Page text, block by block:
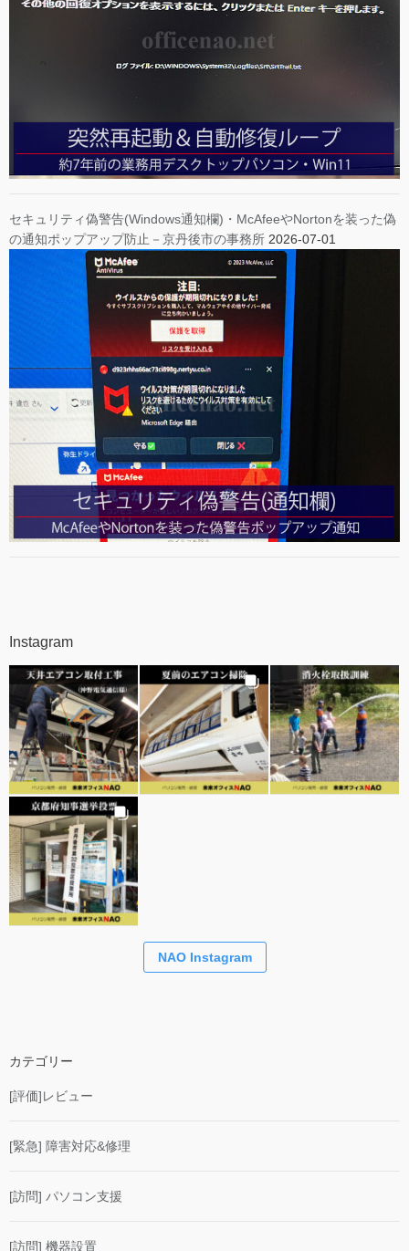
セキュリティ偽警告(Windows通知欄)・McAfeeやNortonを装った偽
の通知ポップアップ防止－京丹後市の事務所 2026-07-01
Instagram
NAO Instagram
カテゴリー
[評価]レビュー
[緊急] 障害対応&修理
[訪問] パソコン支援
[訪問] 機器設置